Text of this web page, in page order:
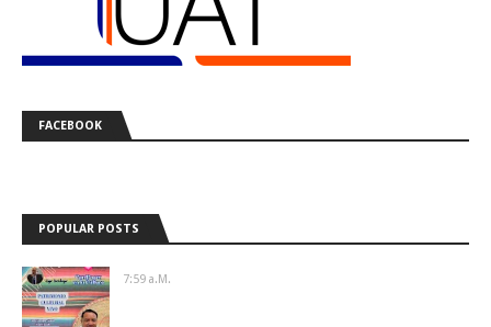
FACEBOOK
POPULAR POSTS
7:59 A.m.